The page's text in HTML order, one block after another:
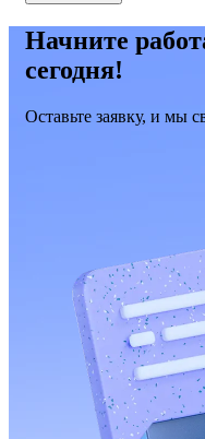
Начните
сегодня!
Оставьте заявку, и мы